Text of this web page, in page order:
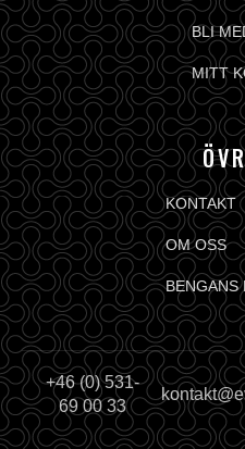
BLI
MITT
KONTAKT
OM OSS
BENGANS
+46 (0) 531-
69 00 33